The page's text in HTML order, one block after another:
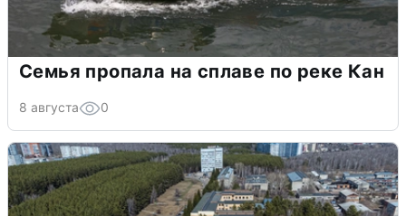
Семья пропала на сплаве по реке Кан
8 августа 0